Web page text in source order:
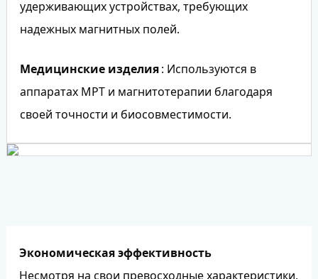
удерживающих устройствах, требующих
надежных магнитных полей.
Медицинские изделия: Используются в
аппаратах МРТ и магнитотерапии благодаря
своей точности и биосовместимости.
Экономическая эффективность
Несмотря на свои превосходные характеристики,